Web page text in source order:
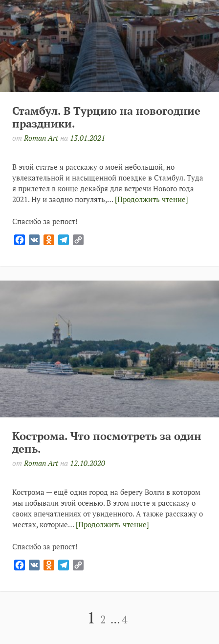
Стамбул. В Турцию на новогодние
праздники.
от Roman Artна 13.01.2021
В этой статье я расскажу о моей небольшой, но
увлекательной и насыщенной поездке в Стамбул. Туда
я прилетел в конце декабря для встречи Нового года
2021. Ну и заодно погулять,… [Продолжить чтение]
Спасибо за репост!
Facebook
VK Odnoklassniki
Telegram
Кострома. Что посмотреть за один
день.
от Roman Artна 12.10.2020
Кострома — ещё один город на берегу Волги в котором
мы побывали этой осенью. В этом посте я расскажу о
своих впечатлениях от увиденного. А также расскажу о
местах, которые… [Продолжить чтение]
Спасибо за репост!
Facebook
VK Odnoklassniki
Telegram
Старница
1 Старница
2 … Старница
4